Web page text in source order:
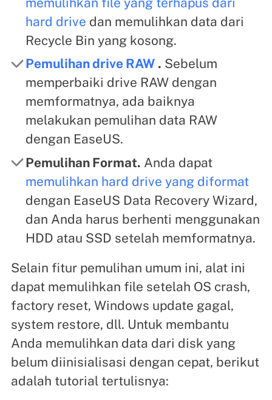
hard drive dan memulihkan data dari
Recycle Bin yang kosong.
Pemulihan drive RAW . Sebelum
memperbaiki drive RAW dengan
memformatnya, ada baiknya
melakukan pemulihan data RAW
dengan EaseUS.
Pemulihan Format. Anda dapat
memulihkan hard drive yang diformat
dengan EaseUS Data Recovery Wizard,
dan Anda harus berhenti menggunakan
HDD atau SSD setelah memformatnya.
Selain fitur pemulihan umum ini, alat ini
dapat memulihkan file setelah OS crash,
factory reset, Windows update gagal,
system restore, dll. Untuk membantu
Anda memulihkan data dari disk yang
belum diinisialisasi dengan cepat, berikut
adalah tutorial tertulisnya: